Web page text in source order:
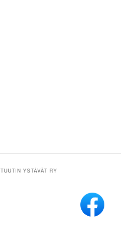
YSTÄVÄT RY